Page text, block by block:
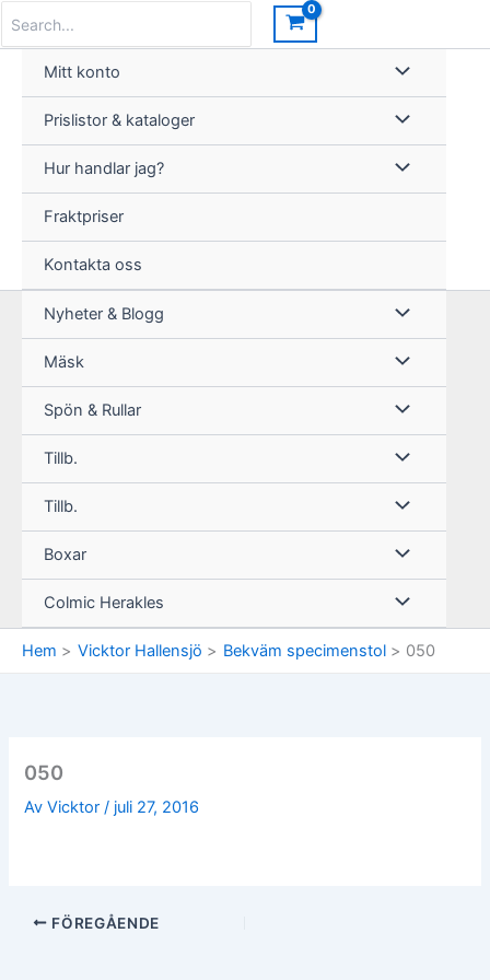
innehåll
for:
Mitt konto
Prislistor & kataloger
Hur handlar jag?
Fraktpriser
Kontakta oss
Nyheter & Blogg
Mäsk
Spön & Rullar
Tillb.
Tillb.
Boxar
Colmic Herakles
Hem Vicktor Hallensjö Bekväm specimenstol 050
050
AvVicktor/ juli 27, 2016
FÖREGÅENDE